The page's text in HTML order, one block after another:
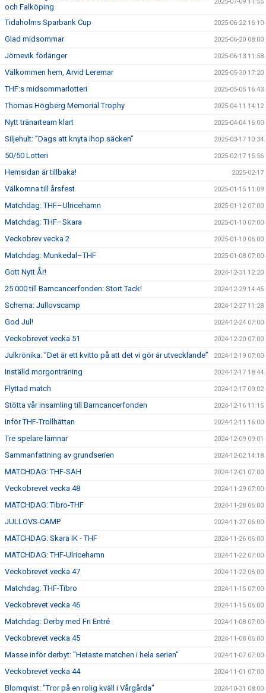
och Falköping
Tidaholms Sparbank Cup 2025-06-22 16:10
Glad midsommar 2025-06-20 08:00
Jörnevik förlänger 2025-06-13 11:58
Välkommen hem, Arvid Leremar 2025-05-30 17:20
THF:s midsommarlotteri 2025-05-05 16:43
Thomas Högberg Memorial Trophy 2025-04-11 14:12
Nytt tränarteam klart 2025-04-04 16:00
Siljehult: ”Dags att knyta ihop säcken” 2025-03-17 10:34
50/50 Lotteri 2025-02-17 15:56
Hemsidan är tillbaka! 2025-02-17
Välkomna till årsfest 2025-01-15 11:09
Matchdag: THF–Ulricehamn 2025-01-12 07:00
Matchdag: THF–Skara 2025-01-10 07:00
Veckobrev vecka 2 2025-01-10 06:00
Matchdag: Munkedal–THF 2025-01-08 07:00
Gott Nytt År! 2024-12-31 12:20
25 000 till Barncancerfonden: Stort Tack! 2024-12-29 14:45
Schema: Jullovscamp 2024-12-27 11:28
God Jul! 2024-12-24 07:00
Veckobrevet vecka 51 2024-12-20 07:00
Julkrönika: ”Det är ett kvitto på att det vi gör är utvecklande” 2024-12-19 07:00
Inställd morgonträning 2024-12-17 18:44
Flyttad match 2024-12-17 09:02
Stötta vår insamling till Barncancerfonden 2024-12-16 11:15
Inför THF-Trollhättan 2024-12-11 16:00
Tre spelare lämnar 2024-12-09 09:01
Sammanfattning av grundserien 2024-12-02 14:18
MATCHDAG: THF-SAH 2024-12-01 07:00
Veckobrevet vecka 48 2024-11-29 07:00
MATCHDAG: Tibro-THF 2024-11-28 06:00
JULLOVS-CAMP 2024-11-27 06:00
MATCHDAG: Skara IK - THF 2024-11-26 06:00
MATCHDAG: THF-Ulricehamn 2024-11-22 07:00
Veckobrevet vecka 47 2024-11-22 06:00
Matchdag: THF-Tibro 2024-11-15 07:00
Veckobrevet vecka 46 2024-11-15 06:00
Matchdag: Derby med Fri Entré 2024-11-08 07:00
Veckobrevet vecka 45 2024-11-08 06:00
Masse inför derbyt: "Hetaste matchen i hela serien" 2024-11-07 07:00
Veckobrevet vecka 44 2024-11-01 07:00
Blomqvist: "Tror på en rolig kväll i Vårgårda" 2024-10-31 08:00